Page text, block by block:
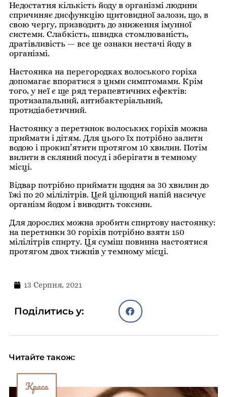
Недостатня кількість йоду в організмі людини
спричиняє дисфункцію щитовидної залози, що, в
свою чергу, призводить до зниження імунної
системи. Слабкість, швидка стомлюваність,
дратівливість — все це ознаки нестачі йоду в
організмі.
Настоянка на перегородках волоського горіха
допомагає впоратися з цими симптомами. Крім
того, у неї є ще ряд терапевтичних ефектів:
протизапальний, антибактеріальний,
протидіабетичний.
Настоянку з перетинок волоських горіхів можна
приймати і дітям. Для цього їх потрібно залити
водою і прокип’ятити протягом 10 хвилин. Потім
вилити в скляний посуд і зберігати в темному
місці.
Відвар потрібно приймати щодня за 30 хвилин до
їжі по 20 мілілітрів. Цей цілющий напій насичує
організм йодом і виводить токсини.
Для дорослих можна зробити спиртову настоянку:
на перетинки 30 горіхів потрібно взяти 150
мілілітрів спирту. Ця суміш повинна настоятися
протягом двох тижнів у темному місці.
13 Серпня, 2021
Поділитись у:
Читайте також:
Краса